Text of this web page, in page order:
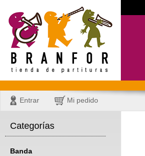
Entrar Mi pedido
Categorías
Banda